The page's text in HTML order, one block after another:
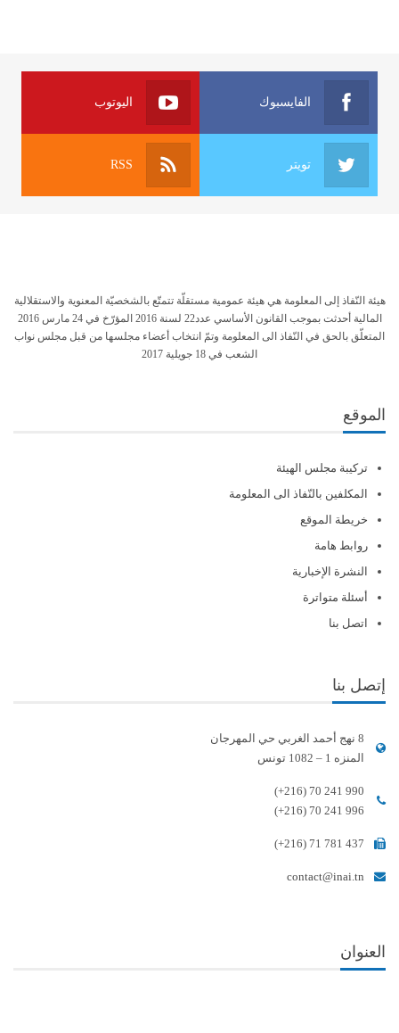
الفايسبوك اليوتوب
تويتر RSS
هيئة النّفاذ إلى المعلومة هي هيئة عمومية مستقلّة تتمتّع بالشخصيّة المعنوية والاستقلالية
المالية أحدثت بموجب القانون الأساسي عدد22 لسنة 2016 المؤرّخ في 24 مارس 2016
المتعلّق بالحق في النّفاذ الى المعلومة وتمّ انتخاب أعضاء مجلسها من قبل مجلس نواب
الشعب في 18 جويلية 2017
الموقع
تركيبة مجلس الهيئة
المكلفين بالنّفاذ الى المعلومة
خريطة الموقع
روابط هامة
النشرة الإخبارية
أسئلة متواترة
اتصل بنا
إتصل بنا
8 نهج أحمد الغربي حي المهرجان
المنزه 1 – 1082 تونس
(+216) 70 241 990
(+216) 70 241 996
(+216) 71 781 437
contact@inai.tn
العنوان